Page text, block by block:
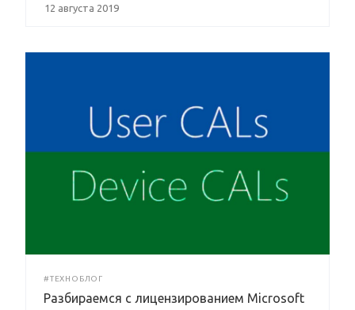
12 августа 2019
#ТЕХНОБЛОГ
Разбираемся с лицензированием Microsoft